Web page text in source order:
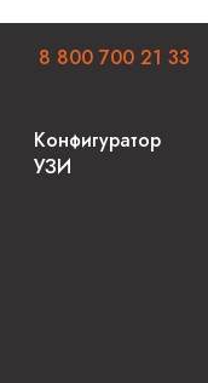
Конфигуратор
УЗИ
8 800 700 21 33